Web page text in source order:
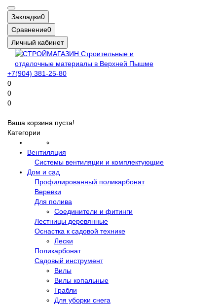
Закладки0
Сравнение0
Личный кабинет
+7(904) 381-25-80
0
0
0
Ваша корзина пуста!
Категории
Вентиляция
Системы вентиляции и комплектующие
Дом и сад
Профилированный поликарбонат
Веревки
Для полива
Соединители и фитинги
Лестницы деревянные
Оснастка к садовой технике
Лески
Поликарбонат
Садовый инструмент
Вилы
Вилы копальные
Грабли
Для уборки снега